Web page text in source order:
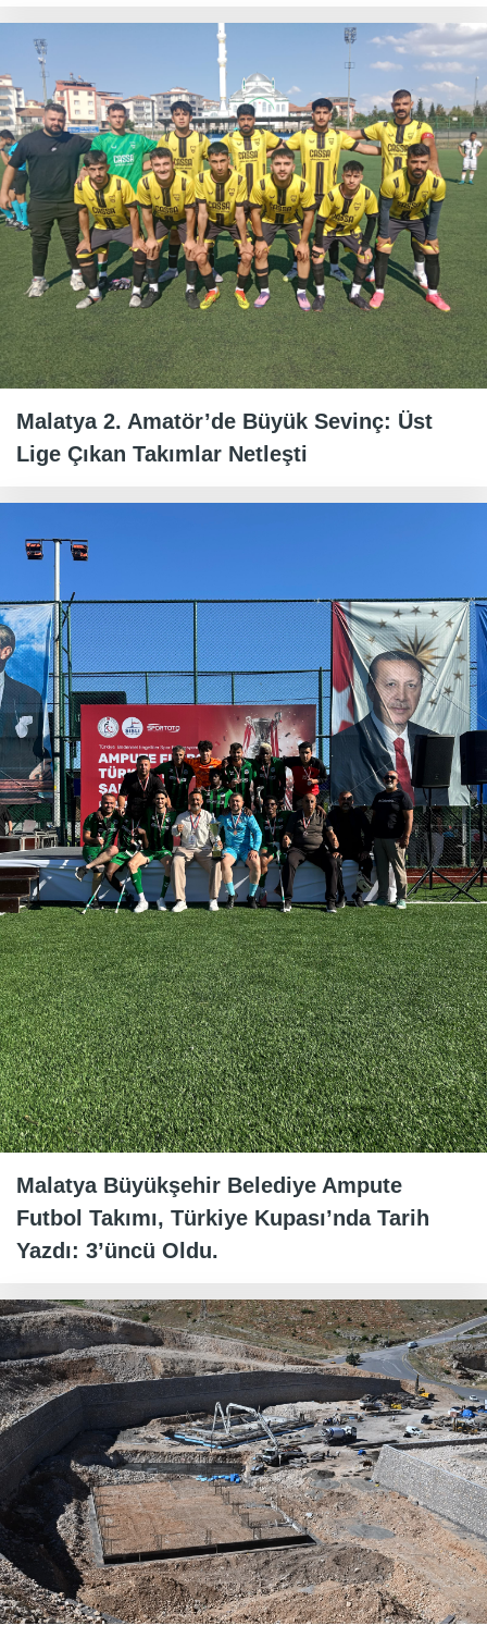
Malatya 2. Amatör’de Büyük Sevinç: Üst
Lige Çıkan Takımlar Netleşti
Malatya Büyükşehir Belediye Ampute
Futbol Takımı, Türkiye Kupası’nda Tarih
Yazdı: 3’üncü Oldu.